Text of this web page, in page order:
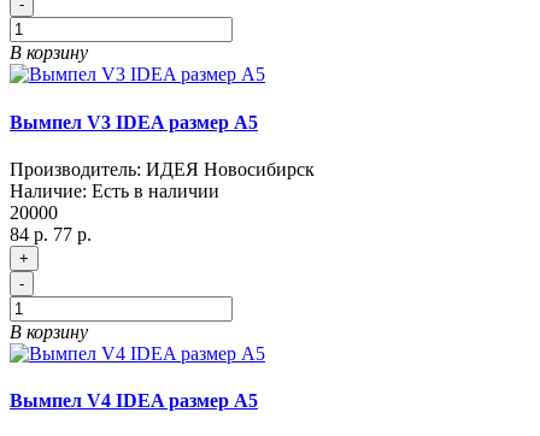
-
В корзину
Вымпел V3 IDEA размер A5
Производитель: ИДЕЯ Новосибирск
Наличие: Есть в наличии
20000
84 р. 77 р.
+
-
В корзину
Вымпел V4 IDEA размер A5